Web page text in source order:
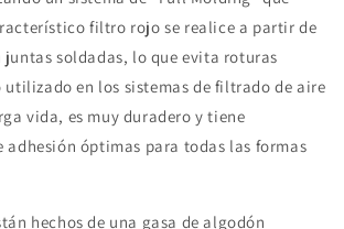
filtro rojo se realice a partir de
juntas soldadas, lo que evita roturas
utilizado en los sistemas de filtrado de aire
vida, es muy duradero y tiene
adhesión óptimas para todas las formas
hechos de una gasa de algodón